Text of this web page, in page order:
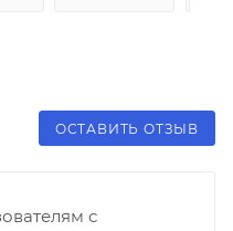
ОСТАВИТЬ ОТЗЫВ
с